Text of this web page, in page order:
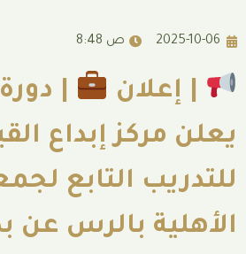
8:48 ص
| دورة تدريبية
إبداع القيادات
التابع لجمعية البر
بالرس عن بدء